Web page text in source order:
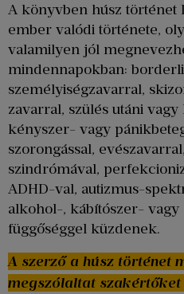
A könyvben húsz történet
ember valódi története,
valamilyen jól
mindennapokban:
személyiségzavarral,
zavarral, szülés utáni
kényszer- vagy
szorongással,
szindrómával,
ADHD-val, autizmus-
alkohol-, kábítószer- vagy
függőséggel küzdenek.
A szerző a húsz történet
megszólaltat